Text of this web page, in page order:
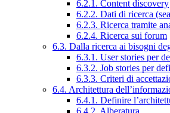
6.2.1. Content discovery
6.2.2. Dati di ricerca
6.2.3. Ricerca tramite
6.2.4. Ricerca sui forum
6.3. Dalla ricerca ai bisogni
6.3.1. User stories per
6.3.2. Job stories per
6.3.3. Criteri di
6.4. Architettura
6.4.1. Definire
6.4.2. Alberatura